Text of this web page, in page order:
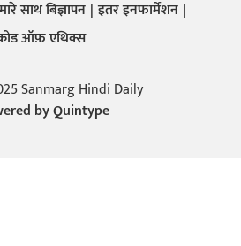
साथ बिज्ञापन इतर इनफार्मेशन
ऑफ़ एथिक्स
Sanmarg Hindi Daily
byQuintype